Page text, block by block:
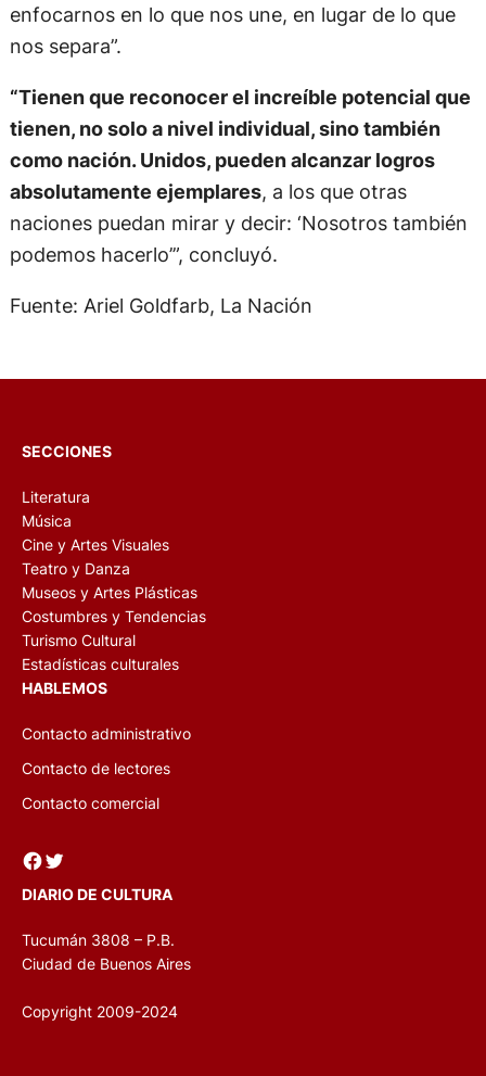
enfocarnos en lo que nos une, en lugar de lo que
nos separa”.
“Tienen que reconocer el increíble potencial que
tienen, no solo a nivel individual, sino también
como nación. Unidos, pueden alcanzar logros
absolutamente ejemplares, a los que otras
naciones puedan mirar y decir: ‘Nosotros también
podemos hacerlo’”, concluyó.
Fuente: Ariel Goldfarb, La Nación
SECCIONES
Literatura
Música
Cine y Artes Visuales
Teatro y Danza
Museos y Artes Plásticas
Costumbres y Tendencias
Turismo Cultural
Estadísticas culturales
HABLEMOS
Contacto administrativo
Contacto de lectores
Contacto comercial
Facebook Twitter
DIARIO DE CULTURA
Tucumán 3808 – P.B.
Ciudad de Buenos Aires
Copyright 2009-2024